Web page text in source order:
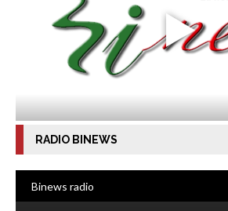
RADIO BINEWS